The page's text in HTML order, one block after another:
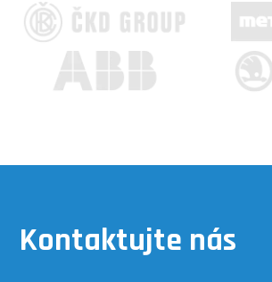
Kontaktujte nás